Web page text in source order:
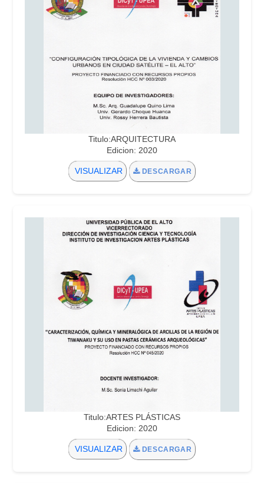
Titulo:ARQUITECTURA
Edicion: 2020
VISUALIZAR DESCARGAR
Titulo:ARTES PLÁSTICAS
Edicion: 2020
VISUALIZAR DESCARGAR